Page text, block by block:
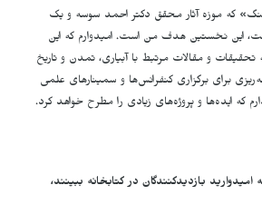
که موزه آثار محقق دکتر احمد سوسه و یک
این نخستین هدف من است. امیدوارم که این
و مقالات مرتبط با آبیاری، تمدن و تاریخ
برای برگزاری کنفرانس‌ها و سمینارهای علمی
ایده‌ها و پروژه‌های زیادی را مطرح خواهد کرد.
بازدیدکنندگان در کتابخانه ببینند،